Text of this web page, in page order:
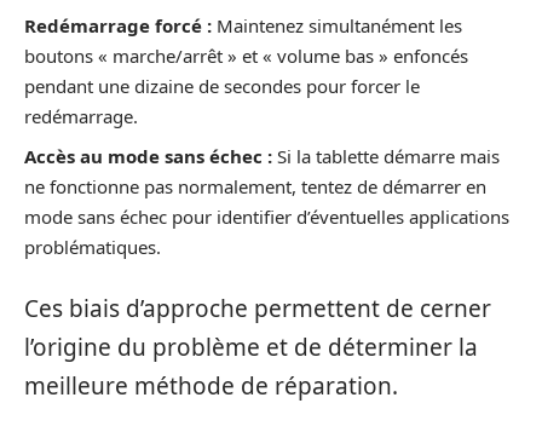
Redémarrage forcé : Maintenez simultanément les
boutons « marche/arrêt » et « volume bas » enfoncés
pendant une dizaine de secondes pour forcer le
redémarrage.
Accès au mode sans échec : Si la tablette démarre mais
ne fonctionne pas normalement, tentez de démarrer en
mode sans échec pour identifier d’éventuelles applications
problématiques.
Ces biais d’approche permettent de cerner
l’origine du problème et de déterminer la
meilleure méthode de réparation.